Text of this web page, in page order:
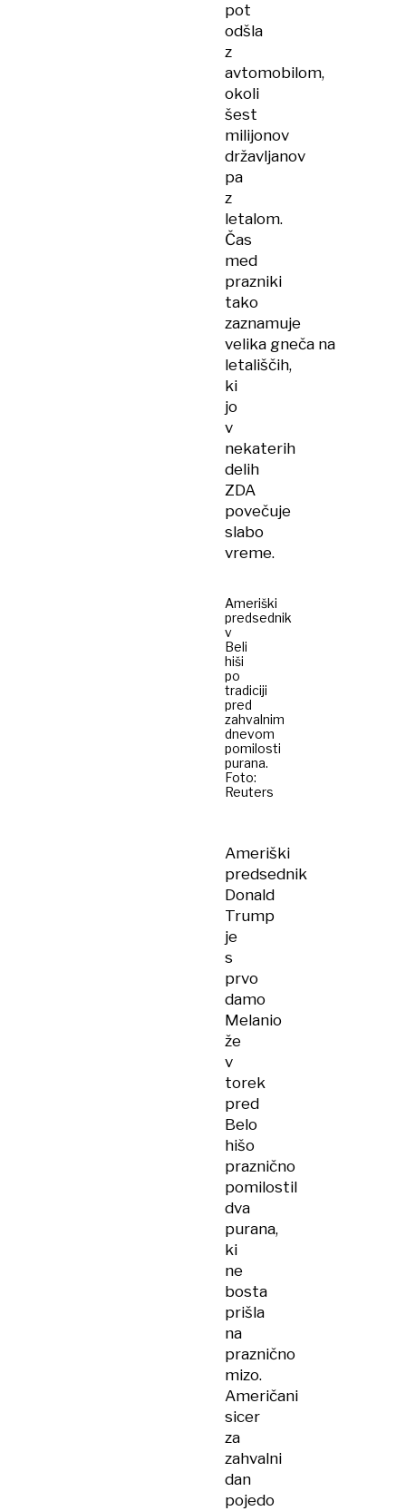
pot
odšla
z
avtomobilom,
okoli
šest
milijonov
državljanov
pa
z
letalom.
Čas
med
prazniki
tako
zaznamuje
velika gneča na
letališčih,
ki
jo
v
nekaterih
delih
ZDA
povečuje
slabo
vreme.
Ameriški
predsednik
v
Beli
hiši
po
tradiciji
pred
zahvalnim
dnevom
pomilosti
purana.
Foto:
Reuters
Ameriški
predsednik
Donald
Trump
je
s
prvo
damo
Melanio
že
v
torek
pred
Belo
hišo
praznično
pomilostil
dva
purana,
ki
ne
bosta
prišla
na
praznično
mizo.
Američani
sicer
za
zahvalni
dan
pojedo